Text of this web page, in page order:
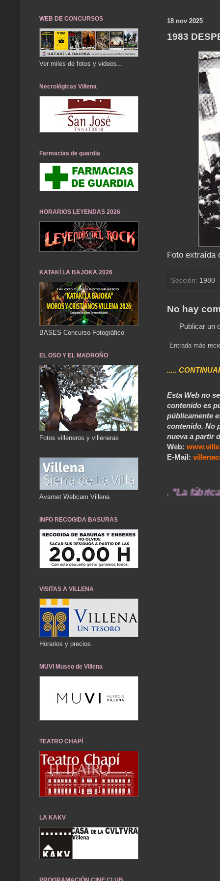
18 nov 2025
1983
Foto extraída
Sección: 1980
No hay
Publicar un
Entrada más
.....
Esta Web no
contenido es
públicamente
contenido. No
nueva a partir
Web:
E-Mail:
...... "La fábrica
WEB DE CONCURSOS
Ver miles de fotos y videos...
Necrológicas Villena
Farmacias de guardia
HORARIOS LEYENDAS 2026
KATAKÍ LA BAJOKA 2026
BASES Concurso Fotográfico
EL OSO Y EL MADROÑO
Fotos villeneros y villeneras
Avamet Webcam Villena
INFO RECOGIDA BASURAS
VISITAS A VILLENA
Horarios y precios
MUVI Museo de Villena
TEATRO CHAPÍ
LA KAKV